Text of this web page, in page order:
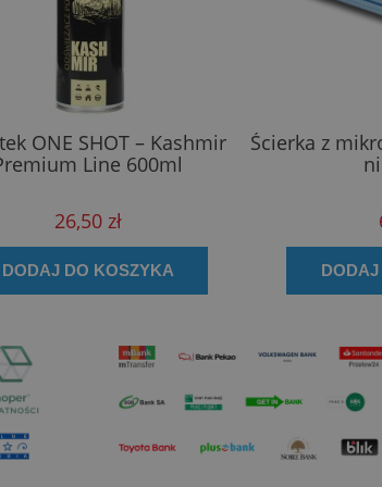
ONE SHOT – Kashmir
Line 600ml
26,50 zł
DODAJ DO KOSZYKA
Ścierka z